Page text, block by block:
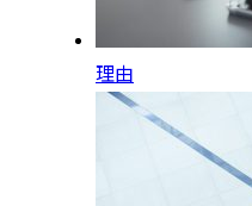
理由